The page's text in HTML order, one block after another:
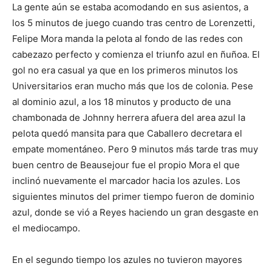
La gente aún se estaba acomodando en sus asientos, a
los 5 minutos de juego cuando tras centro de Lorenzetti,
Felipe Mora manda la pelota al fondo de las redes con
cabezazo perfecto y comienza el triunfo azul en ñuñoa. El
gol no era casual ya que en los primeros minutos los
Universitarios eran mucho más que los de colonia. Pese
al dominio azul, a los 18 minutos y producto de una
chambonada de Johnny herrera afuera del area azul la
pelota quedó mansita para que Caballero decretara el
empate momentáneo. Pero 9 minutos más tarde tras muy
buen centro de Beausejour fue el propio Mora el que
inclinó nuevamente el marcador hacia los azules. Los
siguientes minutos del primer tiempo fueron de dominio
azul, donde se vió a Reyes haciendo un gran desgaste en
el mediocampo.
En el segundo tiempo los azules no tuvieron mayores